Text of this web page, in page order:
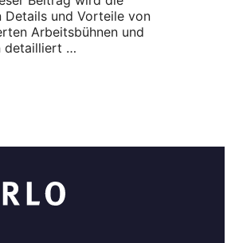
Details und Vorteile von
Arbeitsbühnen und
detailliert …